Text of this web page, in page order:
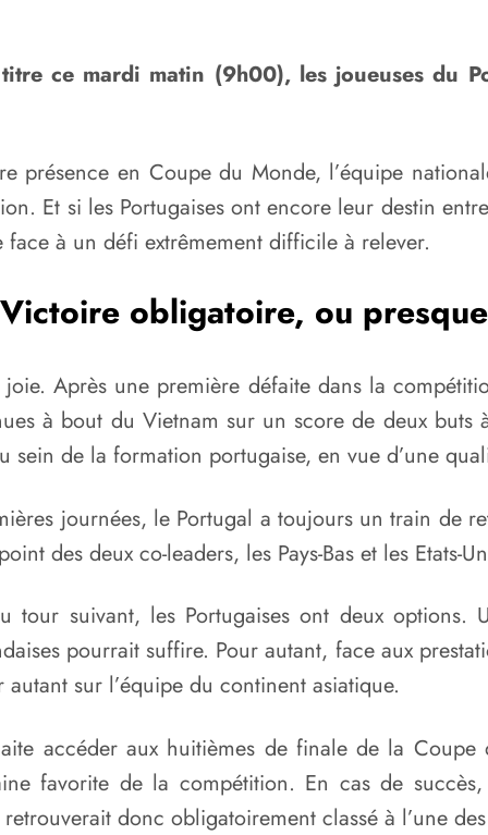
ce mardi matin (9h00), les joueuses du
présence en Coupe du Monde, l’équipe
Et si les Portugaises ont encore leur destin
à un défi extrêmement difficile à relever.
Victoire obligatoire, ou presque
Après une première défaite dans la
à bout du Vietnam sur un score de deux buts
sein de la formation portugaise, en vue d’une
journées, le Portugal a toujours un train de
des deux co-leaders, les Pays-Bas et les Etats-
tour suivant, les Portugaises ont deux options.
pourrait suffire. Pour autant, face aux
sur l’équipe du continent asiatique.
accéder aux huitièmes de finale de la
favorite de la compétition. En cas de succès,
donc obligatoirement classé à l’une